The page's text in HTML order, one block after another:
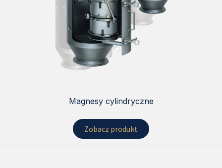
Magnesy cylindryczne
Zobacz produkt